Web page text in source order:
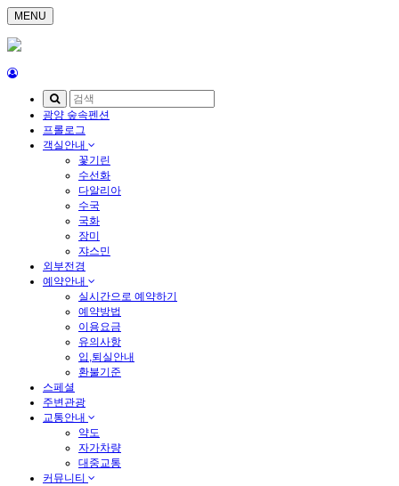
MENU
광양 숲속펜션
프롤로그
객실안내
꽃기린
수선화
다알리아
수국
국화
장미
쟈스민
외부전경
예약안내
실시간으로 예약하기
예약방법
이용요금
유의사항
입,퇴실안내
환불기준
스페셜
주변관광
교통안내
약도
자가차량
대중교통
커뮤니티